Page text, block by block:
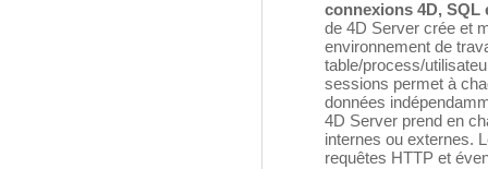
connexions 4D, SQL
de 4D Server crée et
environnement de
table/process/
sessions permet à
données
4D Server prend en
internes ou externes.
requêtes HTTP et